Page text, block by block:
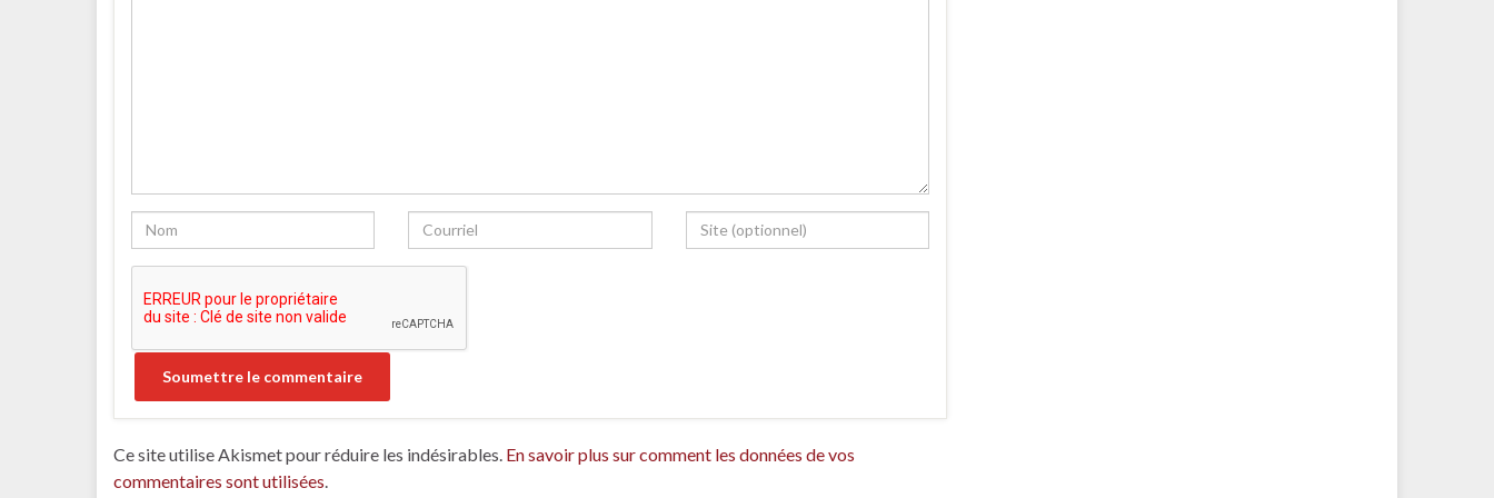
Ce site utilise Akismet pour réduire les indésirables. En savoir plus sur comment les données de vos
commentaires sont utilisées